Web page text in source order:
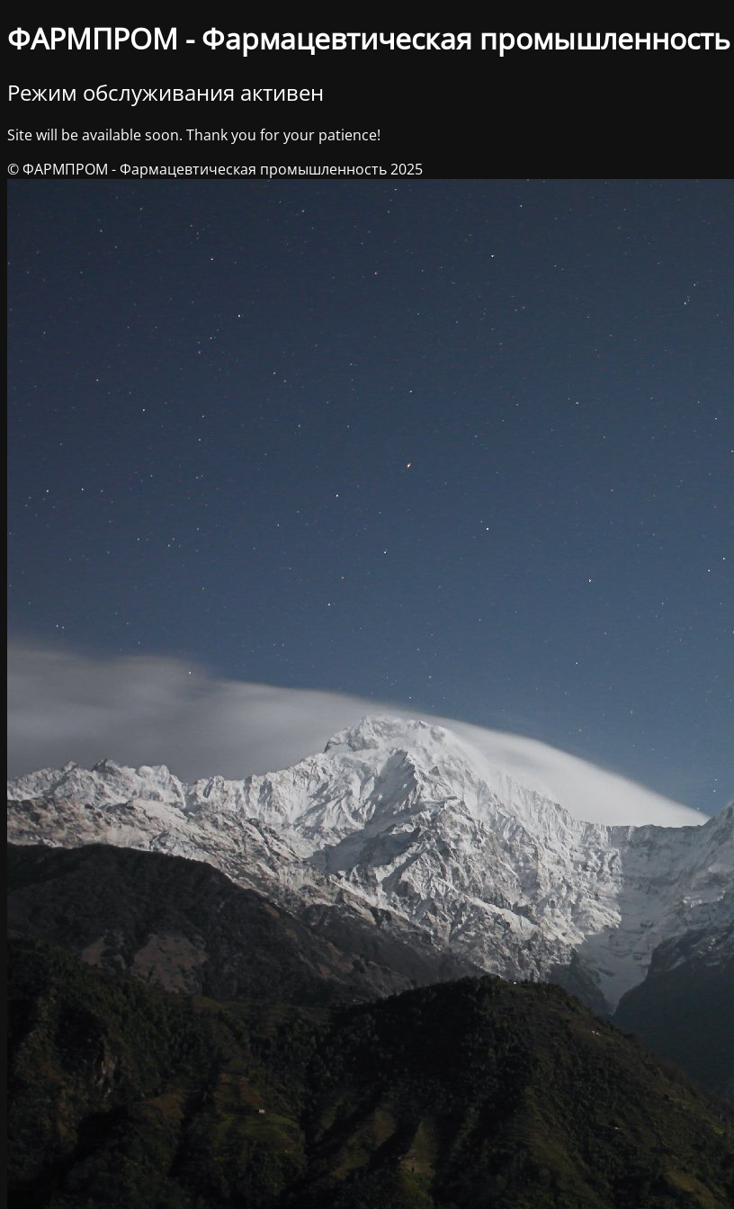
ФАРМПРОМ - Фармацевтическая промышленность
Режим обслуживания активен
Site will be available soon. Thank you for your patience!
© ФАРМПРОМ - Фармацевтическая промышленность 2025